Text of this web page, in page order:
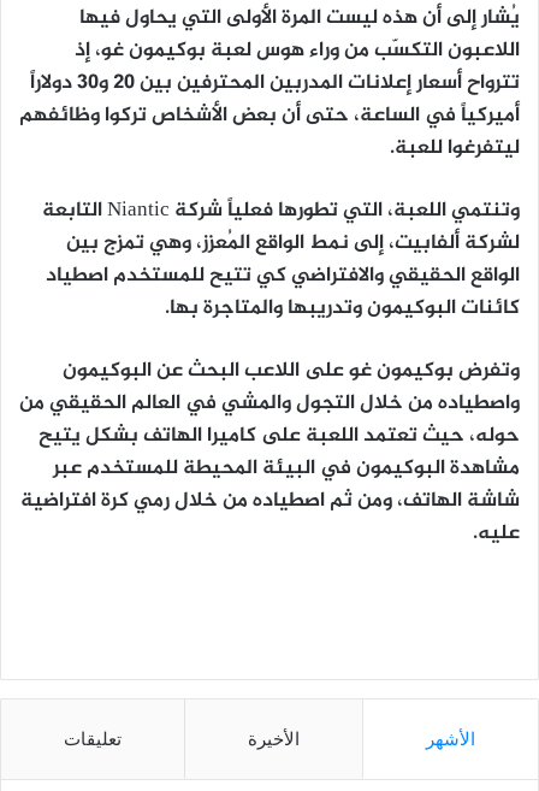
يُشار إلى أن هذه ليست المرة الأولى التي يحاول فيها
اللاعبون التكسّب من وراء هوس لعبة بوكيمون غو، إذ
تترواح أسعار إعلانات المدربين المحترفين بين 20 و30 دولاراً
أميركياً في الساعة، حتى أن بعض الأشخاص تركوا وظائفهم
ليتفرغوا للعبة.
وتنتمي اللعبة، التي تطورها فعلياً شركة Niantic التابعة
لشركة ألفابيت، إلى نمط الواقع المُعزز، وهي تمزج بين
الواقع الحقيقي والافتراضي كي تتيح للمستخدم اصطياد
كائنات البوكيمون وتدريبها والمتاجرة بها.
وتفرض بوكيمون غو على اللاعب البحث عن البوكيمون
واصطياده من خلال التجول والمشي في العالم الحقيقي من
حوله، حيث تعتمد اللعبة على كاميرا الهاتف بشكل يتيح
مشاهدة البوكيمون في البيئة المحيطة للمستخدم عبر
شاشة الهاتف، ومن ثم اصطياده من خلال رمي كرة افتراضية
عليه.
الأشهر الأخيرة تعليقات